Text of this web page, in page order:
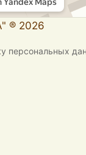
® 2026
персональных